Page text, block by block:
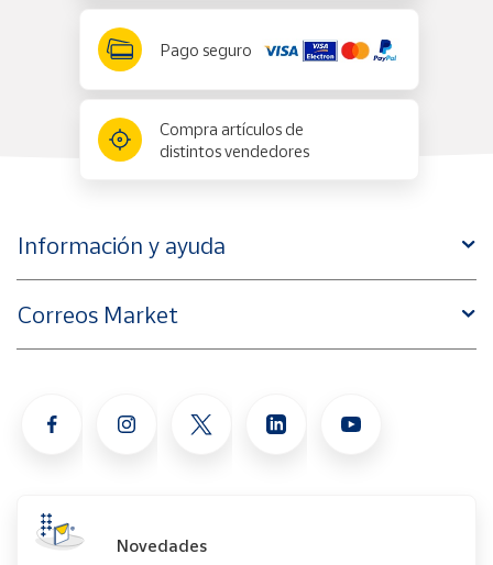
Pago seguro
Compra artículos de
distintos vendedores
Información y ayuda
Correos Market
Novedades